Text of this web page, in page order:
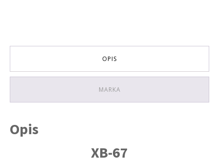
KOLOR
OPIS
MARKA
Opis
XB-67